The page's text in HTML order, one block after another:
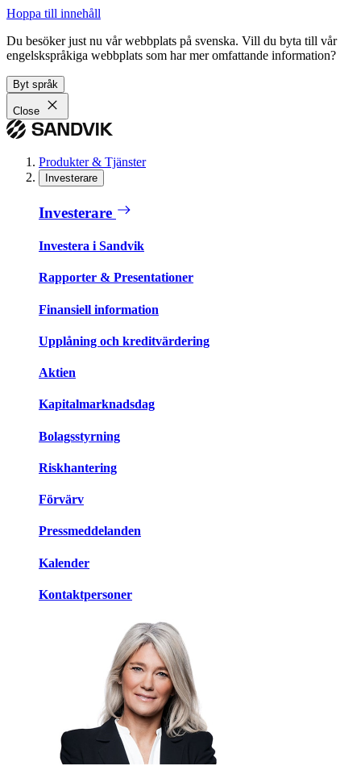
Hoppa till innehåll
Du besöker just nu vår webbplats på svenska. Vill du byta till vår
engelskspråkiga webbplats som har mer omfattande information?
Byt språk
Close
Produkter & Tjänster
Investerare
Investerare
Investera i Sandvik
Rapporter & Presentationer
Finansiell information
Upplåning och kreditvärdering
Aktien
Kapitalmarknadsdag
Bolagsstyrning
Riskhantering
Förvärv
Pressmeddelanden
Kalender
Kontaktpersoner